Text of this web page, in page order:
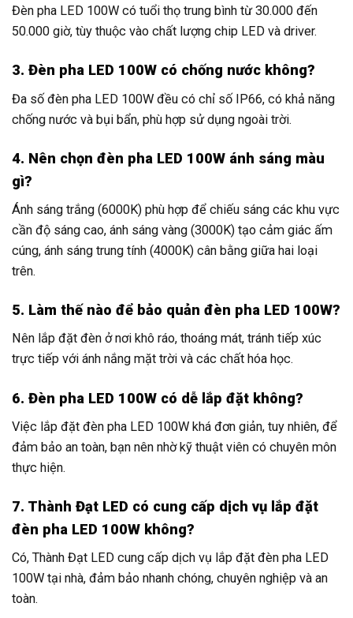
Đèn pha LED 100W có tuổi thọ trung bình từ 30.000 đến
50.000 giờ, tùy thuộc vào chất lượng chip LED và driver.
3. Đèn pha LED 100W có chống nước không?
Đa số đèn pha LED 100W đều có chỉ số IP66, có khả năng
chống nước và bụi bẩn, phù hợp sử dụng ngoài trời.
4. Nên chọn đèn pha LED 100W ánh sáng màu
gì?
Ánh sáng trắng (6000K) phù hợp để chiếu sáng các khu vực
cần độ sáng cao, ánh sáng vàng (3000K) tạo cảm giác ấm
cúng, ánh sáng trung tính (4000K) cân bằng giữa hai loại
trên.
5. Làm thế nào để bảo quản đèn pha LED 100W?
Nên lắp đặt đèn ở nơi khô ráo, thoáng mát, tránh tiếp xúc
trực tiếp với ánh nắng mặt trời và các chất hóa học.
6. Đèn pha LED 100W có dễ lắp đặt không?
Việc lắp đặt đèn pha LED 100W khá đơn giản, tuy nhiên, để
đảm bảo an toàn, bạn nên nhờ kỹ thuật viên có chuyên môn
thực hiện.
7. Thành Đạt LED có cung cấp dịch vụ lắp đặt
đèn pha LED 100W không?
Có, Thành Đạt LED cung cấp dịch vụ lắp đặt đèn pha LED
100W tại nhà, đảm bảo nhanh chóng, chuyên nghiệp và an
toàn.